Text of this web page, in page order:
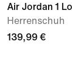
Air Jordan 1
Herrenschuh
139,99 €